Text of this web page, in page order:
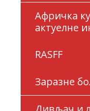
Афричка
актуелне
RASFF
Заразне